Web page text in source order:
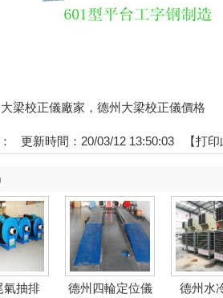
梁校正儀廠家，德州大梁校正儀價格
更新時間：20/03/12 13:50:03 【打印
氣抽排 德州四輪定位儀 德州水